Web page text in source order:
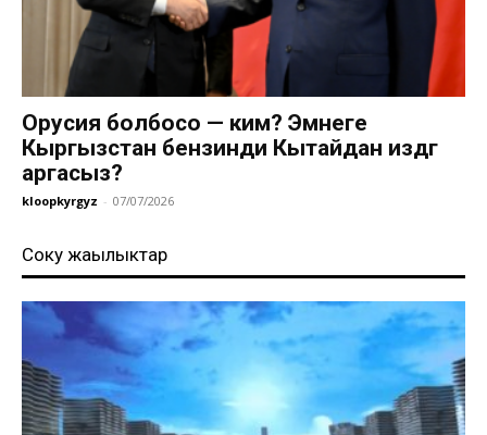
Орусия болбосо — ким? Эмнеге
Кыргызстан бензинди Кытайдан издөөгө
аргасыз?
kloopkyrgyz - 07/07/2026
Соңку жаңылыктар